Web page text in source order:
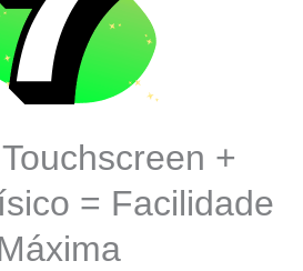
+
= Facilidade